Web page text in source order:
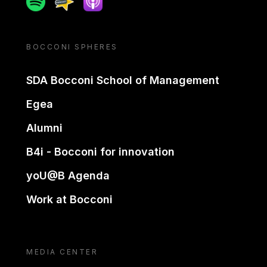
BOCCONI SPHERES
SDA Bocconi School of Management
Egea
Alumni
B4i - Bocconi for innovation
yoU@B Agenda
Work at Bocconi
MEDIA CENTER